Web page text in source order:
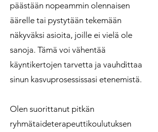
päästään nopeammin olennaisen
äärelle tai pystytään tekemään
näkyväksi asioita, joille ei vielä ole
sanoja. Tämä voi vähentää
käyntikertojen tarvetta ja vauhdittaa
sinun kasvuprosessissasi etenemistä.
Olen suorittanut pitkän
ryhmätaideterapeuttikoulutuksen